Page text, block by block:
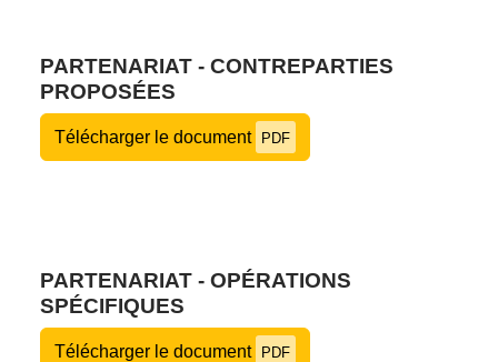
PARTENARIAT - CONTREPARTIES
PROPOSÉES
Télécharger le document PDF
PARTENARIAT - OPÉRATIONS
SPÉCIFIQUES
Télécharger le document PDF